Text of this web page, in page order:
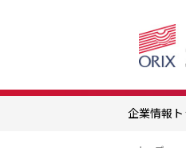
企業情報